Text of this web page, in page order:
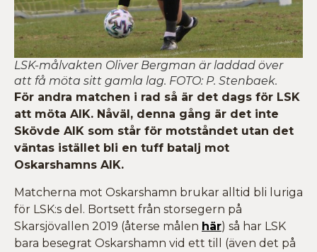
LSK-målvakten Oliver Bergman är laddad över
att få möta sitt gamla lag. FOTO: P. Stenbaek.
För andra matchen i rad så är det dags för LSK
att möta AIK. Nåväl, denna gång är det inte
Skövde AIK som står för motståndet utan det
väntas istället bli en tuff batalj mot
Oskarshamns AIK.
Matcherna mot Oskarshamn brukar alltid bli luriga
för LSK:s del. Bortsett från storsegern på
Skarsjövallen 2019 (återse målen här) så har LSK
bara besegrat Oskarshamn vid ett till (även det på